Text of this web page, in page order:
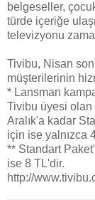
belgeseller,
türde içeriğe
televizyonu
Tivibu, Nisan
müşterilerinin
* Lansman
Tivibu üyesi olan
Aralık'a kadar
için ise yalnızca
** Standart
ise 8 TL'dir.
http://